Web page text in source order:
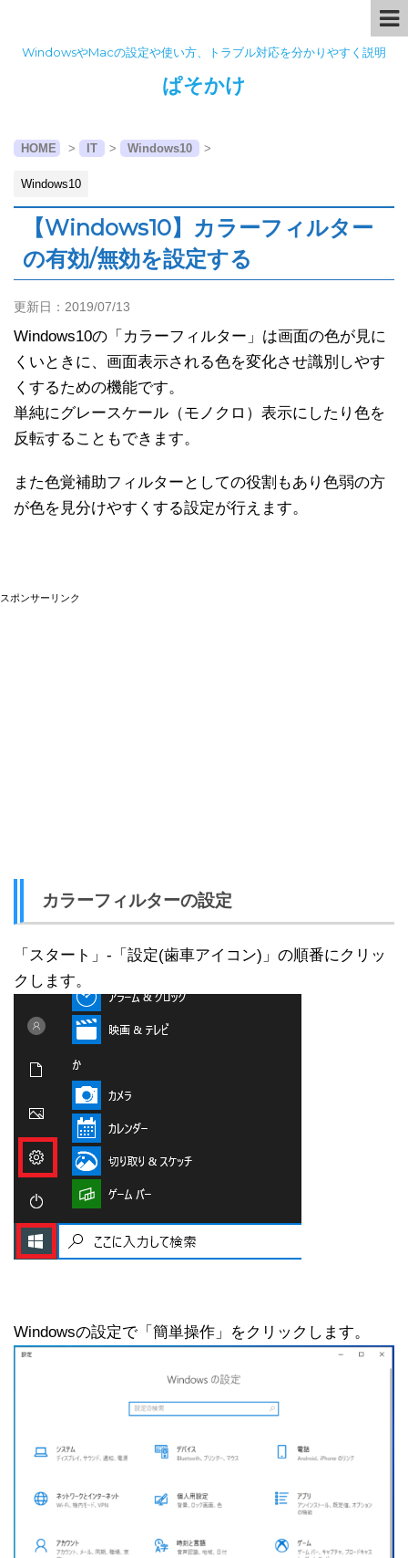
WindowsやMacの設定や使い方、トラブル対応を分かりやすく説明
ぱそかけ
HOME > IT > Windows10 >
Windows10
【Windows10】カラーフィルター
の有効/無効を設定する
更新日： 2019/07/13
Windows10の「カラーフィルター」は画面の色が見に
くいときに、画面表示される色を変化させ識別しやす
くするための機能です。
単純にグレースケール（モノクロ）表示にしたり色を
反転することもできます。
また色覚補助フィルターとしての役割もあり色弱の方
が色を見分けやすくする設定が行えます。
スポンサーリンク
カラーフィルターの設定
「スタート」-「設定(歯車アイコン)」の順番にクリッ
クします。
Windowsの設定で「簡単操作」をクリックします。